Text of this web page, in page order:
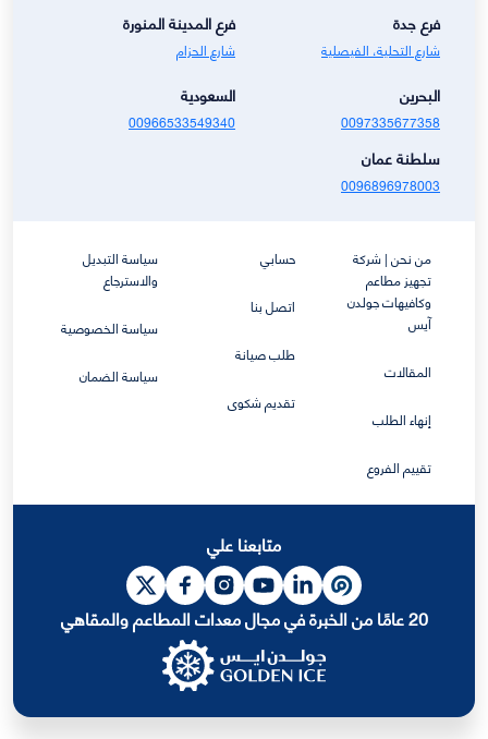
فرع جدة
شارع التحلية، الفيصلية
فرع المدينة المنورة
شارع الحزام
البحرين
0097335677358
السعودية
00966533549340
سلطنة عمان
0096896978003
من نحن | شركة
تجهيز مطاعم
وكافيهات جولدن
آيس
المقالات
إنهاء الطلب
تقييم الفروع
حسابي
اتصل بنا
طلب صيانة
تقديم شكوى
سياسة التبديل
والاسترجاع
سياسة الخصوصية
سياسة الضمان
متابعنا علي
20 عامًا من الخبرة في مجال معدات المطاعم والمقاهي